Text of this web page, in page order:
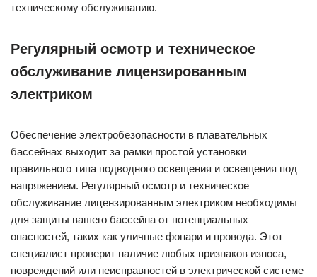
техническому обслуживанию.
Регулярный осмотр и техническое
обслуживание лицензированным
электриком
Обеспечение электробезопасности в плавательных
бассейнах выходит за рамки простой установки
правильного типа подводного освещения и освещения под
напряжением. Регулярный осмотр и техническое
обслуживание лицензированным электриком необходимы
для защиты вашего бассейна от потенциальных
опасностей, таких как уличные фонари и провода. Этот
специалист проверит наличие любых признаков износа,
повреждений или неисправностей в электрической системе